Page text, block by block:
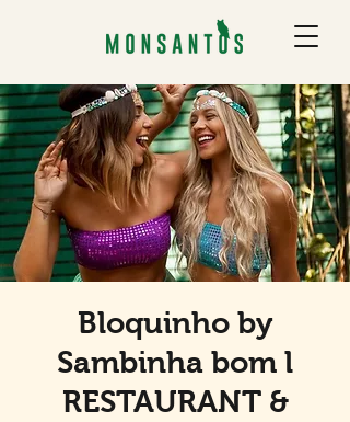
Bloquinho by
Sambinha bom l
RESTAURANT &